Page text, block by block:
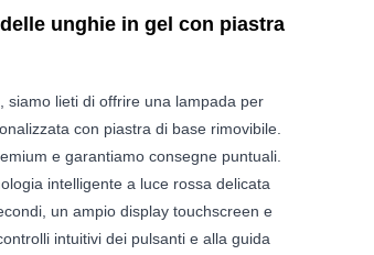
unghie in gel con piastra
siamo lieti di offrire una lampada per
con piastra di base rimovibile.
e garantiamo consegne puntuali.
intelligente a luce rossa delicata
un ampio display touchscreen e
intuitivi dei pulsanti e alla guida